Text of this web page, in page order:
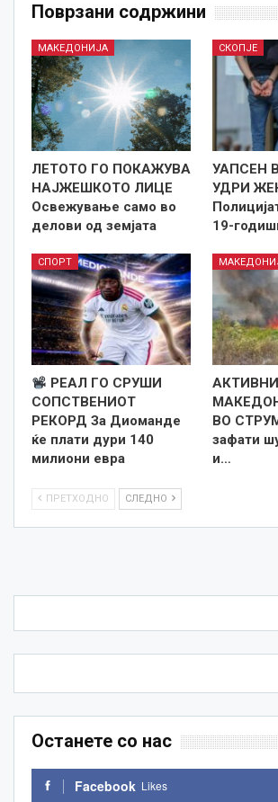
Поврзани содржини
МАКЕДОНИЈА
ЛЕТОТО ГО ПОКАЖУВА
НАЈЖЕШКОТО ЛИЦE
Освежување само во
делови од земјата
СКОПЈЕ
УАПСЕН
УДРИ
19-
СПОРТ
РЕАЛ ГО СРУШИ
СОПСТВЕНИОТ
РЕКОРД За Диоманде
ќе плати дури 140
милиони евра
ВО
зафати
и…
ПРЕТХОДНО СЛЕДНО
Останете со нас
Facebook Likes